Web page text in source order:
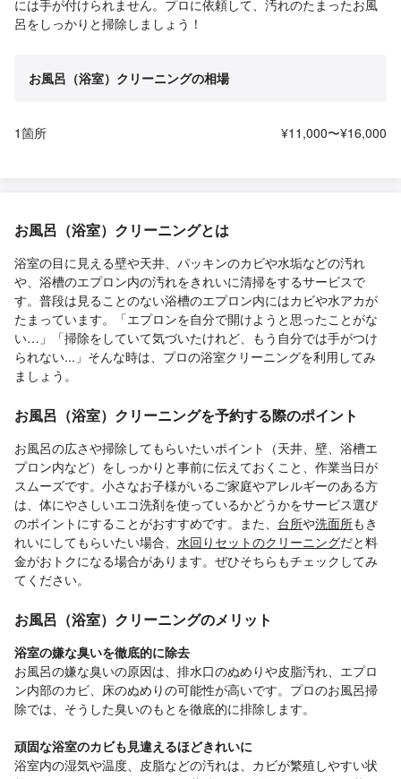
には手が付けられません。プロに依頼して、汚れのたまったお風
呂をしっかりと掃除しましょう！
お風呂（浴室）クリーニングの相場
1箇所 ¥11,000〜¥16,000
お風呂（浴室）クリーニングとは
浴室の目に見える壁や天井、パッキンのカビや水垢などの汚れ
や、浴槽のエプロン内の汚れをきれいに清掃をするサービスで
す。普段は見ることのない浴槽のエプロン内にはカビや水アカが
たまっています。「エプロンを自分で開けようと思ったことがな
い…」「掃除をしていて気づいたけれど、もう自分では手がつけ
られない...」そんな時は、プロの浴室クリーニングを利用してみ
ましょう。
お風呂（浴室）クリーニングを予約する際のポイント
お風呂の広さや掃除してもらいたいポイント（天井、壁、浴槽エ
プロン内など）をしっかりと事前に伝えておくこと、作業当日が
スムーズです。小さなお子様がいるご家庭やアレルギーのある方
は、体にやさしいエコ洗剤を使っているかどうかをサービス選び
のポイントにすることがおすすめです。また、 台所や洗面所もき
れいにしてもらいたい場合、 水回りセットのクリーニングだと料
金がおトクになる場合があります。ぜひそちらもチェックしてみ
てください。
お風呂（浴室）クリーニングのメリット
浴室の嫌な臭いを徹底的に除去
お風呂の嫌な臭いの原因は、排水口のぬめりや皮脂汚れ、エプロ
ン内部のカビ、床のぬめりの可能性が高いです。プロのお風呂掃
除では、そうした臭いのもとを徹底的に排除します。
頑固な浴室のカビも見違えるほどきれいに
浴室内の湿気や温度、皮脂などの汚れは、カビが繁殖しやすい状